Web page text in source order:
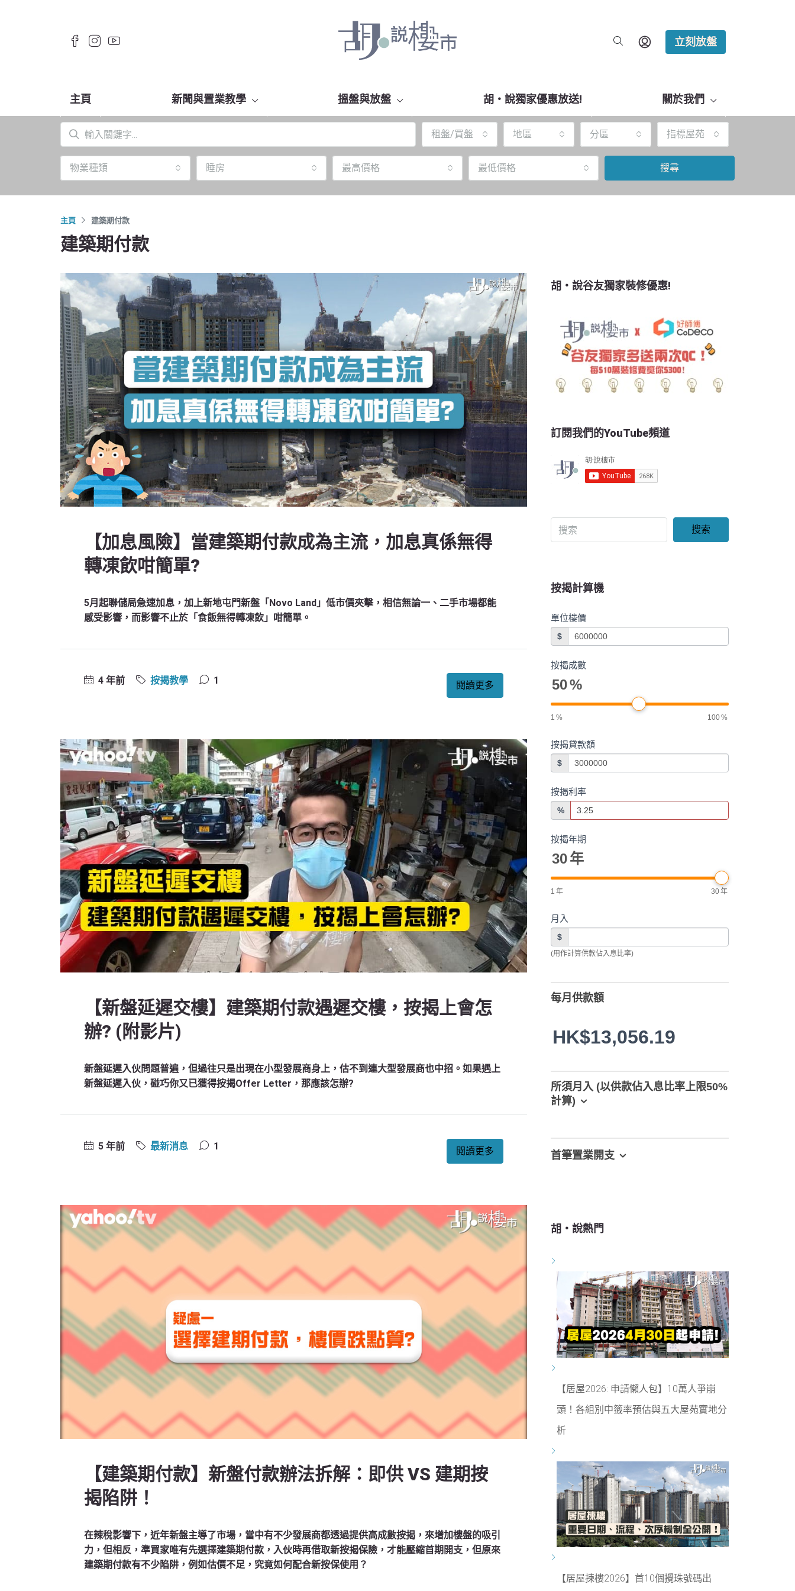
立刻放盤
主頁 新聞與置業教學 搵盤與放盤 胡‧說獨家優惠放送! 關於我們
租盤/買盤 地區 分區 指標屋苑
物業種類 睡房 最高價格 最低價格 搜尋
主頁 建築期付款
建築期付款
【加息風險】當建築期付款成為主流，加息真係無得
轉凍飲咁簡單?
5月起聯儲局急速加息，加上新地屯門新盤「Novo Land」低市價夾擊，相信無論一、二手市場都能
感受影響，而影響不止於「食飯無得轉凍飲」咁簡單。
4 年前 按揭教學 1 閱讀更多
【新盤延遲交樓】建築期付款遇遲交樓，按揭上會怎
辦? (附影片)
新盤延遲入伙問題普遍，但過往只是出現在小型發展商身上，估不到連大型發展商也中招。如果遇上
新盤延遲入伙，碰巧你又已獲得按揭Offer Letter，那應該怎辦?
5 年前 最新消息 1 閱讀更多
【建築期付款】新盤付款辦法拆解：即供 VS 建期按
揭陷阱！
在辣稅影響下，近年新盤主導了市場，當中有不少發展商都透過提供高成數按揭，來增加樓盤的吸引
力，但相反，準買家唯有先選擇建築期付款，入伙時再借取新按揭保險，才能壓縮首期開支，但原來
建築期付款有不少陷阱，例如估價不足，究竟如何配合新按保使用？
胡‧說谷友獨家裝修優惠!
訂閱我們的YouTube頻道
搜索
按揭計算機
單位樓價
$
按揭成數
50%
1 % 100%
按揭貸款額
$
按揭利率
%
按揭年期
30年
1 年 30年
月入
$
(用作計算供款佔入息比率)
每月供款額
HK$13,056.19
所須月入 (以供款佔入息比率上限50%
計算)
首筆置業開支
胡‧說熱門
【居屋2026: 申請懶人包】10萬人爭崩
頭！各組別中籤率預估與五大屋苑實地分
析
【居屋揀樓2026】首10個攪珠號碼出